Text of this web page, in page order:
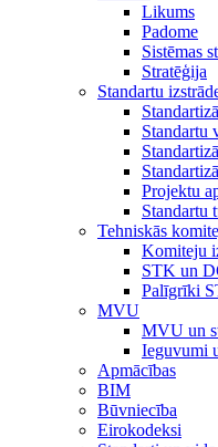
Likums
Padome
Sistēmas
Stratēģija
Standartu
Standartu
Projektu
Standartu
Tehniskās
Komiteju
STK un
Palīgrīki
MVU
MVU un
Ieguvumi
Apmācības
BIM
Būvniecība
Eirokodeksi